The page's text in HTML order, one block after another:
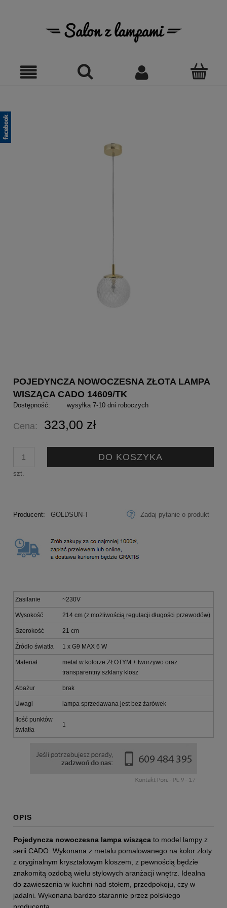
POJEDYNCZA NOWOCZESNA ZŁOTA LAMPA
WISZĄCA CADO 14609/TK
Dostępność: wysyłka 7-10 dni roboczych
Cena: 323,00 zł
szt.
DO KOSZYKA
Producent: GOLDSUN-T Zadaj pytanie o produkt
Zasilanie ~230V
Wysokość 214 cm (z możliwością regulacji długości przewodów)
Szerokość 21 cm
Źródło światła 1 x G9 MAX 6 W
Materiał
metal w kolorze ZŁOTYM + tworzywo oraz
transparentny szklany klosz
Abażur brak
Uwagi lampa sprzedawana jest bez żarówek
Ilość punktów
światła
1
OPIS
Pojedyncza nowoczesna lampa wisząca to model lampy z
serii CADO. Wykonana z metalu pomalowanego na kolor złoty
z oryginalnym kryształowym kloszem, z pewnością będzie
znakomitą ozdobą wielu stylowych aranżacji wnętrz. Idealna
do zawieszenia w kuchni nad stołem, przedpokoju, czy w
jadalni. Wykonana bardzo starannie przez polskiego
producenta.